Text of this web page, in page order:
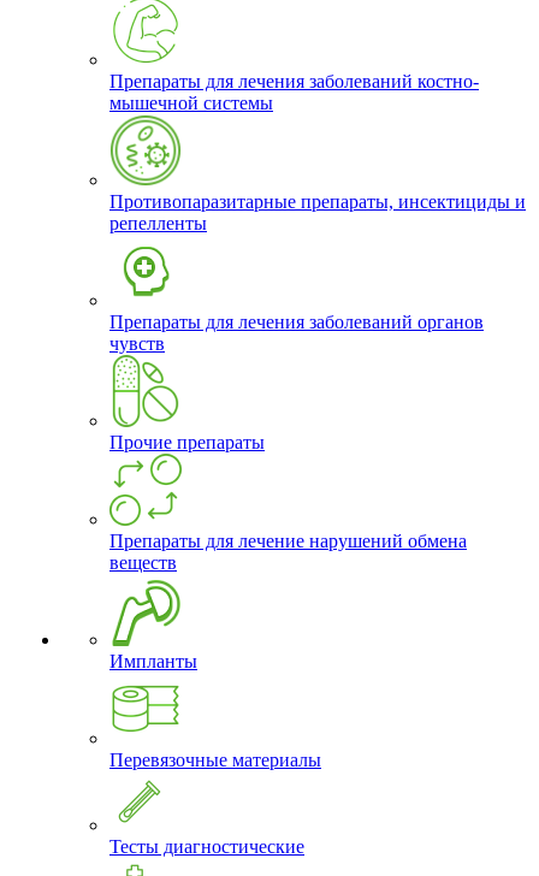
Препараты для лечения заболеваний костно-
мышечной системы
Противопаразитарные препараты, инсектициды и
репелленты
Препараты для лечения заболеваний органов
чувств
Прочие препараты
Препараты для лечение нарушений обмена
веществ
Импланты
Перевязочные материалы
Тесты диагностические